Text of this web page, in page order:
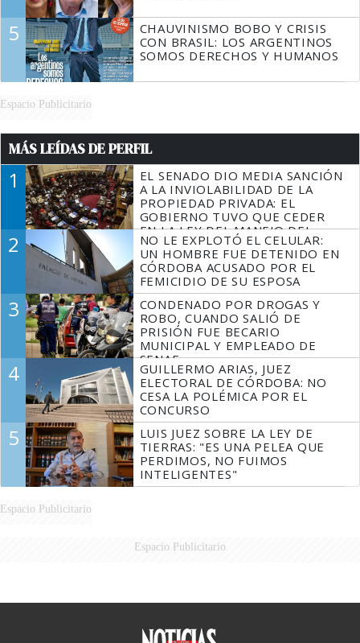
5
CHAUVINISMO BOBO Y CRISIS
CON BRASIL: LOS ARGENTINOS
SOMOS DERECHOS Y HUMANOS
Espacio Publicitario
MÁS LEÍDAS DE PERFIL
1
EL SENADO DIO MEDIA SANCIÓN
A LA INVIOLABILIDAD DE LA
PROPIEDAD PRIVADA: EL
GOBIERNO TUVO QUE CEDER
EN LA LEY DEL MANEJO DEL
FUEGO
2
NO LE EXPLOTÓ EL CELULAR:
UN HOMBRE FUE DETENIDO EN
CÓRDOBA ACUSADO POR EL
FEMICIDIO DE SU ESPOSA
3
CONDENADO POR DROGAS Y
ROBO, CUANDO SALIÓ DE
PRISIÓN FUE BECARIO
MUNICIPAL Y EMPLEADO DE
SENAF
4
GUILLERMO ARIAS, JUEZ
ELECTORAL DE CÓRDOBA: NO
CESA LA POLÉMICA POR EL
CONCURSO
5
LUIS JUEZ SOBRE LA LEY DE
TIERRAS: "ES UNA PELEA QUE
PERDIMOS, NO FUIMOS
INTELIGENTES"
Espacio Publicitario
Espacio Publicitario